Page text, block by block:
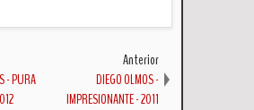
- PURA
Anterior
DIEGO OLMOS -
IMPRESIONANTE - 2011